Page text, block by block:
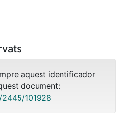
aquest identificador
document:
101928